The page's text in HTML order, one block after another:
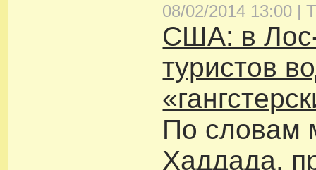
08/02/2014 13:00 |
США: в
туристов
По словам
Хаддада,